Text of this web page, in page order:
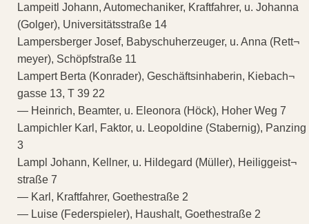
Lampeitl Johann, Automechaniker, Kraftfahrer, u. Johanna
(Golger), Universitätsstraße 14
Lampersberger Josef, Babyschuherzeuger, u. Anna (Rett¬
meyer), Schöpfstraße 11
Lampert Berta (Konrader), Geschäftsinhaberin, Kiebach¬
gasse 13, T 39 22
— Heinrich, Beamter, u. Eleonora (Höck), Hoher Weg 7
Lampichler Karl, Faktor, u. Leopoldine (Stabernig), Panzing
3
Lampl Johann, Kellner, u. Hildegard (Müller), Heiliggeist¬
straße 7
— Karl, Kraftfahrer, Goethestraße 2
— Luise (Federspieler), Haushalt, Goethestraße 2